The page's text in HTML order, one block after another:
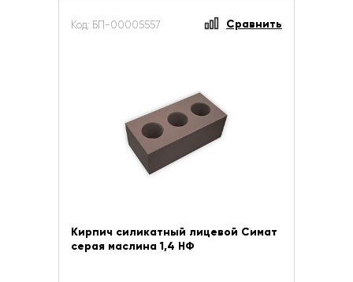
Код: БП-00005557 Сравнить
Кирпич силикатный лицевой Симат
серая маслина 1,4 НФ